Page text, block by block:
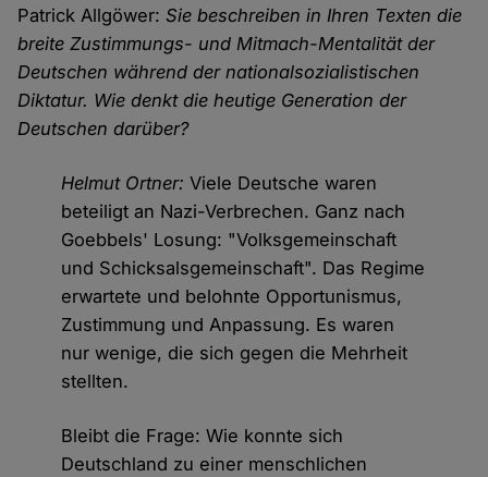
Patrick Allgöwer:Sie beschreiben in Ihren Texten die
breite Zustimmungs- und Mitmach-Mentalität der
Deutschen während der nationalsozialistischen
Diktatur. Wie denkt die heutige Generation der
Deutschen darüber?
Helmut Ortner: Viele Deutsche waren
beteiligt an Nazi-Verbrechen. Ganz nach
Goebbels' Losung: "Volksgemeinschaft
und Schicksalsgemeinschaft". Das Regime
erwartete und belohnte Opportunismus,
Zustimmung und Anpassung. Es waren
nur wenige, die sich gegen die Mehrheit
stellten.
Bleibt die Frage: Wie konnte sich
Deutschland zu einer menschlichen